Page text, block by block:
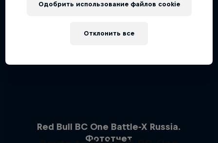
Red Bull BC One Battle-X Russia.
Фототчет
Отклонить все
Одобрить использование файлов cookie